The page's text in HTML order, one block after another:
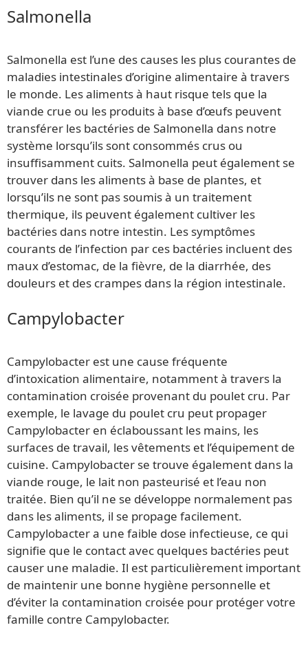
Salmonella
Salmonella est l’une des causes les plus courantes de
maladies intestinales d’origine alimentaire à travers
le monde. Les aliments à haut risque tels que la
viande crue ou les produits à base d’œufs peuvent
transférer les bactéries de Salmonella dans notre
système lorsqu’ils sont consommés crus ou
insuffisamment cuits. Salmonella peut également se
trouver dans les aliments à base de plantes, et
lorsqu’ils ne sont pas soumis à un traitement
thermique, ils peuvent également cultiver les
bactéries dans notre intestin. Les symptômes
courants de l’infection par ces bactéries incluent des
maux d’estomac, de la fièvre, de la diarrhée, des
douleurs et des crampes dans la région intestinale.
Campylobacter
Campylobacter est une cause fréquente
d’intoxication alimentaire, notamment à travers la
contamination croisée provenant du poulet cru. Par
exemple, le lavage du poulet cru peut propager
Campylobacter en éclaboussant les mains, les
surfaces de travail, les vêtements et l’équipement de
cuisine. Campylobacter se trouve également dans la
viande rouge, le lait non pasteurisé et l’eau non
traitée. Bien qu’il ne se développe normalement pas
dans les aliments, il se propage facilement.
Campylobacter a une faible dose infectieuse, ce qui
signifie que le contact avec quelques bactéries peut
causer une maladie. Il est particulièrement important
de maintenir une bonne hygiène personnelle et
d’éviter la contamination croisée pour protéger votre
famille contre Campylobacter.